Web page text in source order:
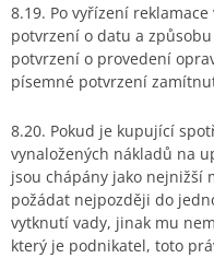
8.19. Po vyřízení
potvrzení o datu a
potvrzení o provedení
písemné potvrzení
8.20. Pokud je kupující
vynaložených nákladů na
jsou chápány jako nejnižší
požádat nejpozději do
vytknutí vady, jinak mu
který je podnikatel, toto